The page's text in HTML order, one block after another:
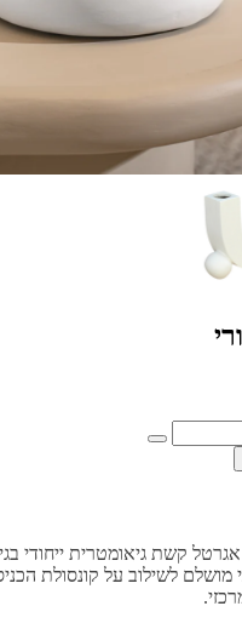
אגרטל קשת גיאומטרית ייחודי
מושלם לשילוב על קונסולת